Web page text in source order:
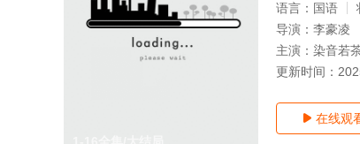
语言： 国语
导演： 李豪凌
主演： 染音若
更新时间：
 在线观